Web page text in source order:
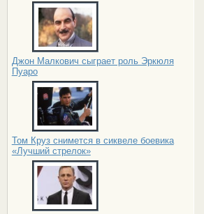
Джон Малкович сыграет роль Эркюля
Пуаро
Том Круз снимется в сиквеле боевика
«Лучший стрелок»